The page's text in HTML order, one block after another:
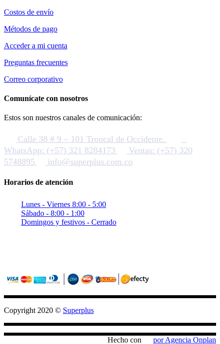
Costos de envío
Métodos de pago
Acceder a mi cuenta
Preguntas frecuentes
Correo corporativo
Comunícate con nosotros
Estos son nuestros canales de comunicación:
Calle 38 # 9 – 101 Troncal de Occidente.
WhatsApp: (+57) 321 8284173
Ventas: (+57) 320
5748895
info@superplus.com.co
Horarios de atención
Lunes - Viernes 8:00 - 5:00
Sábado - 8:00 - 1:00
Domingos y festivos - Cerrado
Copyright 2020 © Superplus
Hecho con por Agencia Onplan